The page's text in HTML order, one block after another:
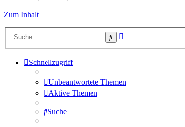
Zum Inhalt
Suche
Schnellzugriff
Unbeantwortete Themen
Aktive Themen
Suche